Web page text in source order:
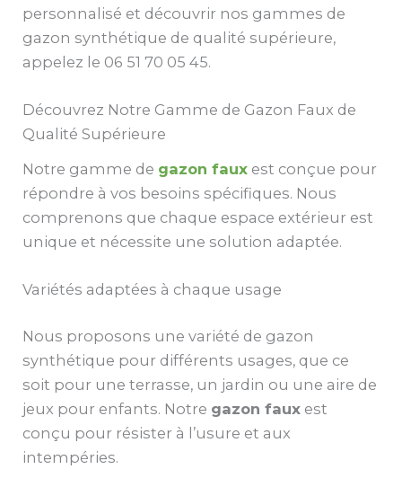
personnalisé et découvrir nos gammes de
gazon synthétique de qualité supérieure,
appelez le 06 51 70 05 45.
Découvrez Notre Gamme de Gazon Faux de
Qualité Supérieure
Notre gamme de gazon faux est conçue pour
répondre à vos besoins spécifiques. Nous
comprenons que chaque espace extérieur est
unique et nécessite une solution adaptée.
Variétés adaptées à chaque usage
Nous proposons une variété de gazon
synthétique pour différents usages, que ce
soit pour une terrasse, un jardin ou une aire de
jeux pour enfants. Notre gazon faux est
conçu pour résister à l’usure et aux
intempéries.